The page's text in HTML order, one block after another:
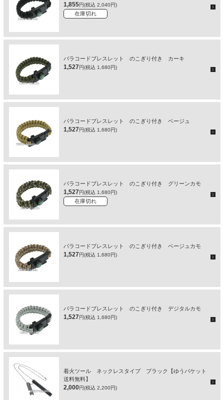
1,855円(税込 2,040円)
在庫切れ
パラコードブレスレット のこぎり付き カーキ
1,527円(税込 1,680円)
パラコードブレスレット のこぎり付き ベージュ
1,527円(税込 1,680円)
パラコードブレスレット のこぎり付き グリーンカモ
1,527円(税込 1,680円)
在庫切れ
パラコードブレスレット のこぎり付き ベージュカモ
1,527円(税込 1,680円)
パラコードブレスレット のこぎり付き デジタルカモ
1,527円(税込 1,680円)
着火ツール ネックレスタイプ ブラック【ゆうパケット
送料無料】
2,000円(税込 2,200円)